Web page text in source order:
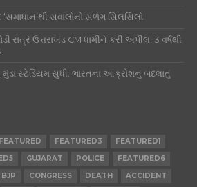
‘સમાધાન’થી સવાલોનો સળંગ સિલસિલો
રાત્રે ઉત્તરાખંડ CM ધામીને કરી અપીલ, 3 વર્ષથી
સ્ટેડિયમ સુધી: ભારતના આક્રોશનું બદલાતું
FEATURED FEATURED3
FEATURED1
GUJARAT POLICE
FEATURED6
BJP CONGRESS DEATH
ACCIDENT